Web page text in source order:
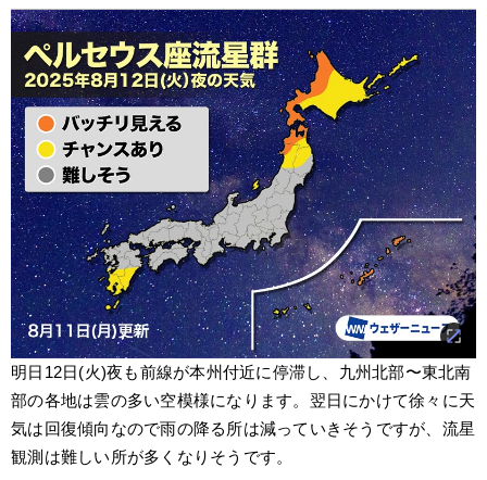
明日12日(火)夜も前線が本州付近に停滞し、九州北部〜東北南
部の各地は雲の多い空模様になります。翌日にかけて徐々に天
気は回復傾向なので雨の降る所は減っていきそうですが、流星
観測は難しい所が多くなりそうです。